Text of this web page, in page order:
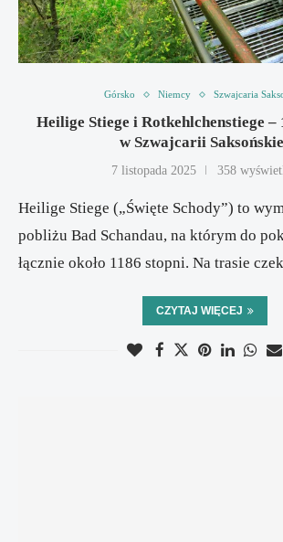
Górsko Niemcy Szwajcaria
Heilige Stiege i Rotkehlchenstiege –
w Szwajcarii
7 listopada 2025 358
Heilige Stiege („Święte Schody”) to
pobliżu Bad Schandau, na którym do
łącznie około 1186 stopni. Na trasie
CZYTAJ WIĘCEJ